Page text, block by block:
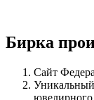
Бирка
Сайт
ювелирного